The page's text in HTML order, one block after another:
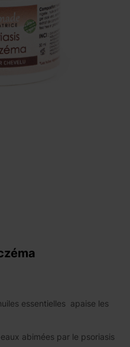
essentielles apaise les
abimées par le psoriasis